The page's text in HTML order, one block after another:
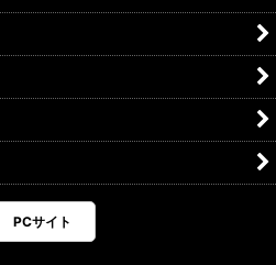
PCサイト